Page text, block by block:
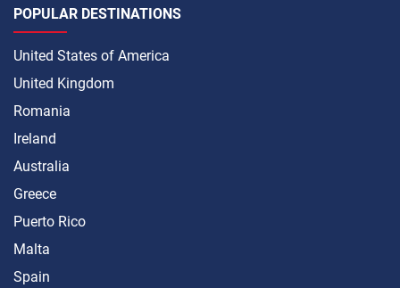
POPULAR DESTINATIONS
United States of America
United Kingdom
Romania
Ireland
Australia
Greece
Puerto Rico
Malta
Spain